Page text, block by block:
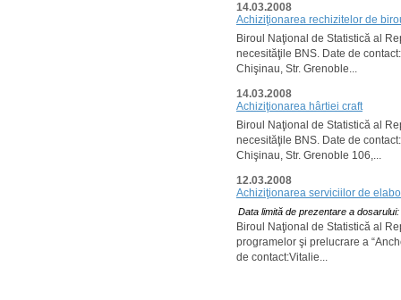
14.03.2008
Achiziţionarea rechizitelor de
Biroul Naţional de Statistică al
necesităţile BNS. Date de
Chişinau, Str. Grenoble...
14.03.2008
Achiziţionarea hârtiei craft
Biroul Naţional de Statistică al
necesităţile BNS. Date de
Chişinau, Str. Grenoble 106,...
12.03.2008
Achiziţionarea serviciilor de
Data limită de prezentare a
Biroul Naţional de Statistică al
programelor şi prelucrare a
de contact:Vitalie...